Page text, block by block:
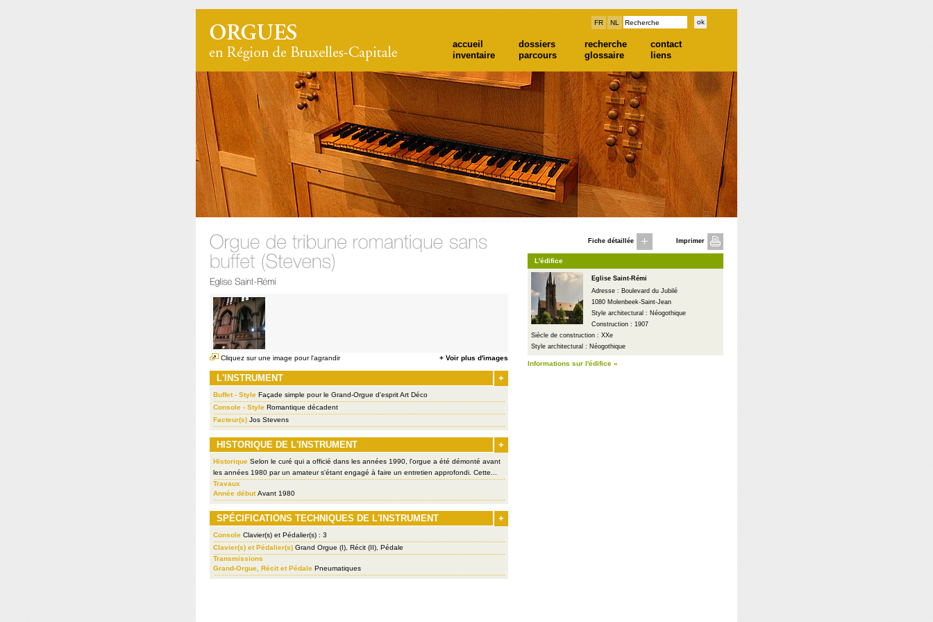
FR NL
accueil dossiers recherche
contact
inventaire
parcours glossaire liens
Cliquez sur une image pour l'agrandir + Voir plus d'images
+
L'INSTRUMENT
Buffet - Style Façade simple pour le Grand-Orgue d'esprit Art Déco
Console - Style Romantique décadent
Facteur(s) Jos Stevens
+
HISTORIQUE DE L'INSTRUMENT
Historique Selon le curé qui a officié dans les années 1990, l'orgue a été démonté avant
les années 1980 par un amateur s'étant engagé à faire un entretien approfondi. Cette...
Travaux
Année débutAvant 1980
+
SPÉCIFICATIONS TECHNIQUES DE L'INSTRUMENT
Console Clavier(s) et Pédalier(s) : 3
Clavier(s) et Pédalier(s) Grand Orgue (I), Récit (II), Pédale
Transmissions
Grand-Orgue, Récit et Pédale Pneumatiques
Fiche détaillée Imprimer
L'édifice
Eglise Saint-Rémi
Adresse : Boulevard du Jubilé
1080 Molenbeek-Saint-Jean
Style architectural : Néogothique
Construction : 1907
Siècle de construction : XXe
Style architectural : Néogothique
Informations sur l'édifice »